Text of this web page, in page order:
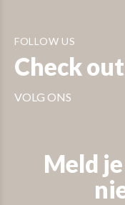
FOLLOW US
Check
VOLG ONS
Meld